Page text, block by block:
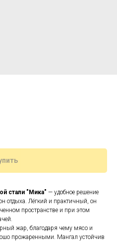
стали "Мика" — удобное решение
отдыха. Лёгкий и практичный, он
пространстве и при этом
жар, благодаря чему мясо и
прожаренными. Мангал устойчив